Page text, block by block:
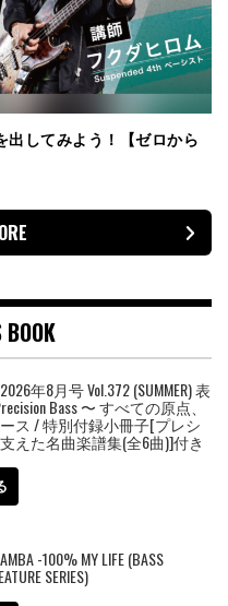
してみよう！【ゼロから
BOOK
年8月号 Vol.372 (SUMMER) 表
Bass 〜 すべての原点、
ス / 特別付録小冊子[プレシ
えた名曲楽譜集(全6曲)]付き
-100% MY LIFE (BASS
SERIES)